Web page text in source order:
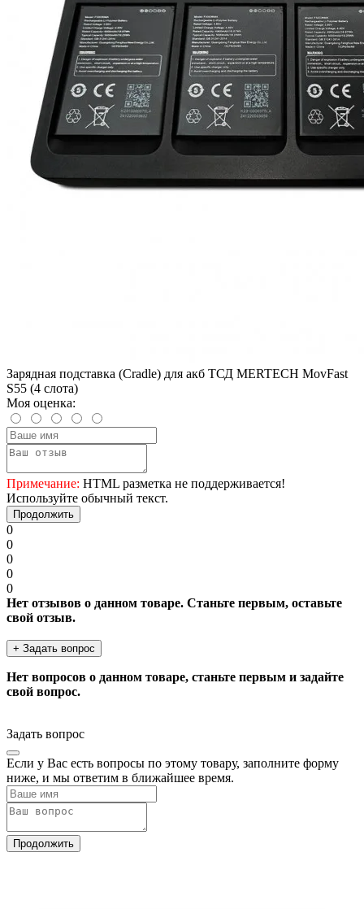
Зарядная подставка (Cradle) для акб ТСД MERTECH MovFast
S55 (4 слота)
Моя оценка:
Примечание: HTML разметка не поддерживается!
Используйте обычный текст.
Продолжить
0
0
0
0
0
Нет отзывов о данном товаре. Станьте первым, оставьте
свой отзыв.
+ Задать вопрос
Нет вопросов о данном товаре, станьте первым и задайте
свой вопрос.
Задать вопрос
Если у Вас есть вопросы по этому товару, заполните форму
ниже, и мы ответим в ближайшее время.
Продолжить